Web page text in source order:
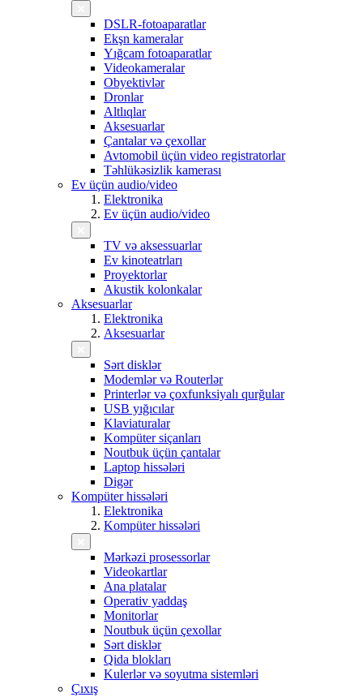
DSLR-fotoaparatlar
Ekşn kameralar
Yığcam fotoaparatlar
Videokameralar
Obyektivlər
Dronlar
Altlıqlar
Aksesuarlar
Çantalar və çexollar
Avtomobil üçün video registratorlar
Təhlükəsizlik kamerası
Ev üçün audio/video
Elektronika
Ev üçün audio/video
TV və aksessuarlar
Ev kinoteatrları
Proyektorlar
Akustik kolonkalar
Aksesuarlar
Elektronika
Aksesuarlar
Sərt disklər
Modemlər və Routerlər
Printerlər və çoxfunksiyalı qurğular
USB yığıcılar
Klaviaturalar
Kompüter siçanları
Noutbuk üçün çantalar
Laptop hissələri
Digər
Kompüter hissələri
Elektronika
Kompüter hissələri
Mərkəzi prosessorlar
Videokartlar
Ana platalar
Operativ yaddaş
Monitorlar
Noutbuk üçün çexollar
Sərt disklər
Qida blokları
Kulerlər və soyutma sistemləri
Çıxış